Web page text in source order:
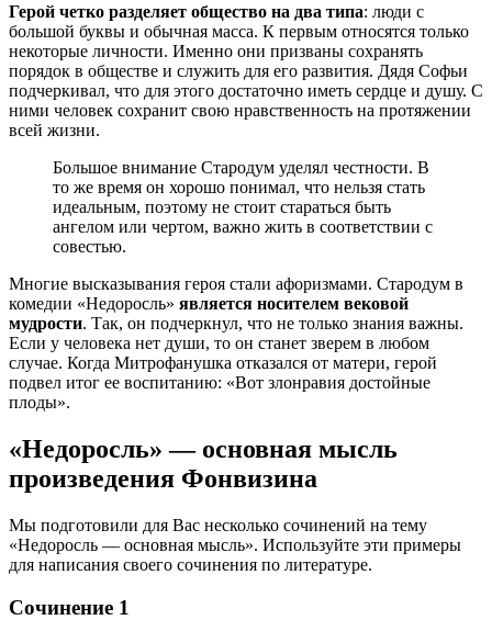
Герой четко разделяет общество на два типа: люди с
большой буквы и обычная масса. К первым относятся только
некоторые личности. Именно они призваны сохранять
порядок в обществе и служить для его развития. Дядя Софьи
подчеркивал, что для этого достаточно иметь сердце и душу. С
ними человек сохранит свою нравственность на протяжении
всей жизни.
Большое внимание Стародум уделял честности. В
то же время он хорошо понимал, что нельзя стать
идеальным, поэтому не стоит стараться быть
ангелом или чертом, важно жить в соответствии с
совестью.
Многие высказывания героя стали афоризмами. Стародум в
комедии «Недоросль» является носителем вековой
мудрости. Так, он подчеркнул, что не только знания важны.
Если у человека нет души, то он станет зверем в любом
случае. Когда Митрофанушка отказался от матери, герой
подвел итог ее воспитанию: «Вот злонравия достойные
плоды».
«Недоросль» — основная мысль
произведения Фонвизина
Мы подготовили для Вас несколько сочинений на тему
«Недоросль — основная мысль». Используйте эти примеры
для написания своего сочинения по литературе.
Сочинение 1